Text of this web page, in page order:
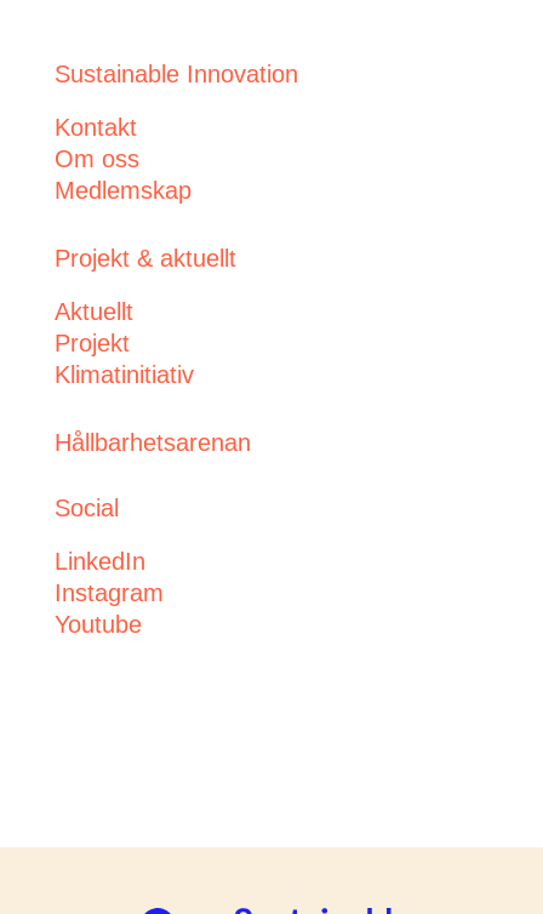
Sustainable Innovation
Kontakt
Om oss
Medlemskap
Projekt & aktuellt
Aktuellt
Projekt
Klimatinitiativ
Hållbarhetsarenan
Social
LinkedIn
Instagram
Youtube